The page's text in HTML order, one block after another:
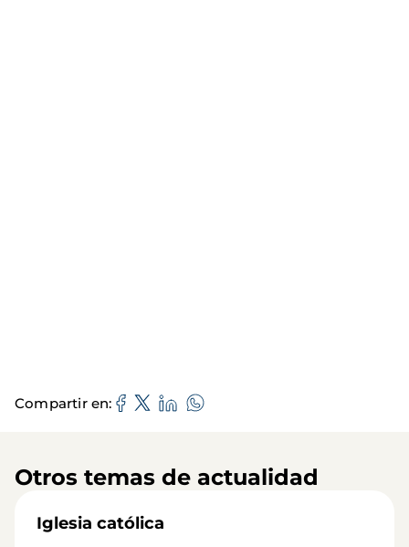
Compartir en
Otros temas de actualidad
Iglesia católica